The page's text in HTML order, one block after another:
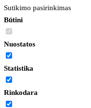
Sutikimo pasirinkimas
Būtini
Nuostatos
Statistika
Rinkodara